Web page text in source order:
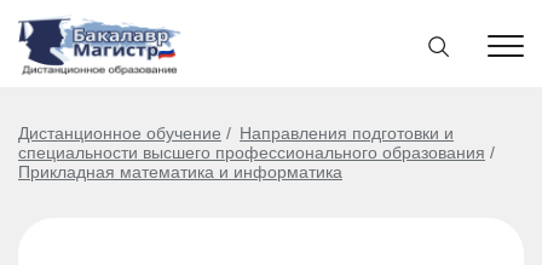
Дистанционное обучение
Направления подготовки и
специальности высшего профессионального образования
Прикладная математика и информатика